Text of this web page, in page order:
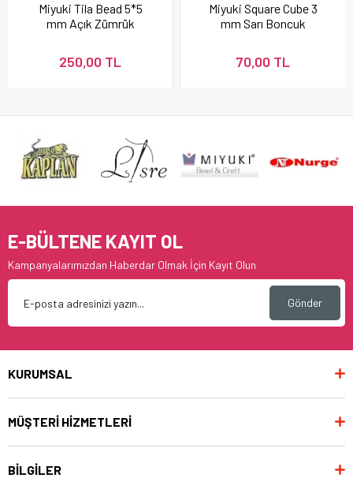
Miyuki Tila Bead 5*5
mm Açık Zümrük
250,00 TL
Miyuki Square Cube 3
mm Sarı Boncuk
70,00 TL
E-BÜLTENE KAYIT OL
Kampanyalarımızdan Haberdar Olmak İçin Kayıt Olun
Gönder
KURUMSAL
MÜŞTERİ HİZMETLERİ
BİLGİLER